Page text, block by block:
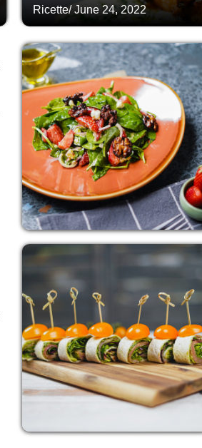
Ricette/June 24, 2022